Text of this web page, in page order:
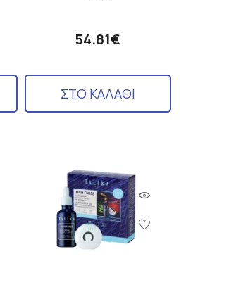
54.81€
ΣΤΟ ΚΑΛΑΘΙ